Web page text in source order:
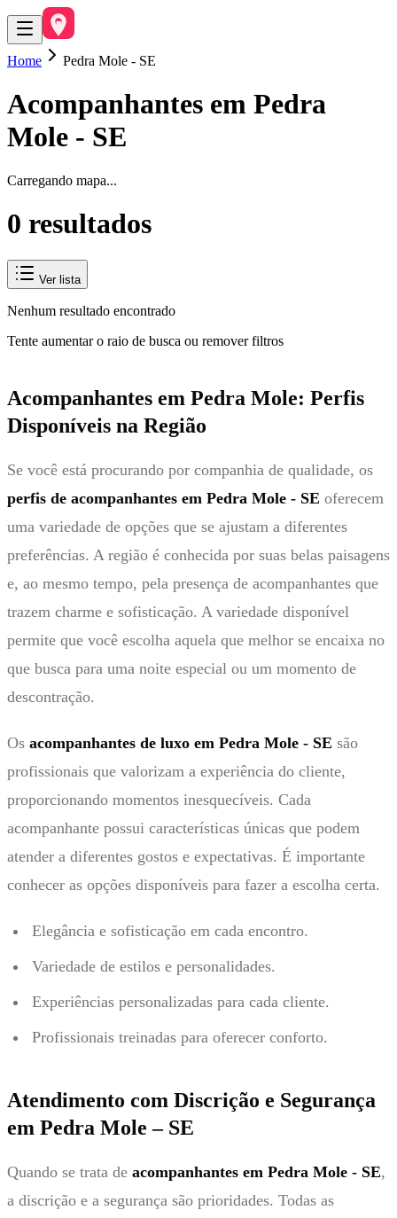
Home Pedra Mole - SE
Acompanhantes em Pedra
Mole - SE
Carregando mapa...
0 resultados
Ver lista
Nenhum resultado encontrado
Tente aumentar o raio de busca ou remover filtros
Acompanhantes em Pedra Mole: Perfis
Disponíveis na Região
Se você está procurando por companhia de qualidade, os
perfis de acompanhantes em Pedra Mole - SE oferecem
uma variedade de opções que se ajustam a diferentes
preferências. A região é conhecida por suas belas paisagens
e, ao mesmo tempo, pela presença de acompanhantes que
trazem charme e sofisticação. A variedade disponível
permite que você escolha aquela que melhor se encaixa no
que busca para uma noite especial ou um momento de
descontração.
Os acompanhantes de luxo em Pedra Mole - SE são
profissionais que valorizam a experiência do cliente,
proporcionando momentos inesquecíveis. Cada
acompanhante possui características únicas que podem
atender a diferentes gostos e expectativas. É importante
conhecer as opções disponíveis para fazer a escolha certa.
Elegância e sofisticação em cada encontro.
Variedade de estilos e personalidades.
Experiências personalizadas para cada cliente.
Profissionais treinadas para oferecer conforto.
Atendimento com Discrição e Segurança
em Pedra Mole – SE
Quando se trata de acompanhantes em Pedra Mole - SE,
a discrição e a segurança são prioridades. Todas as